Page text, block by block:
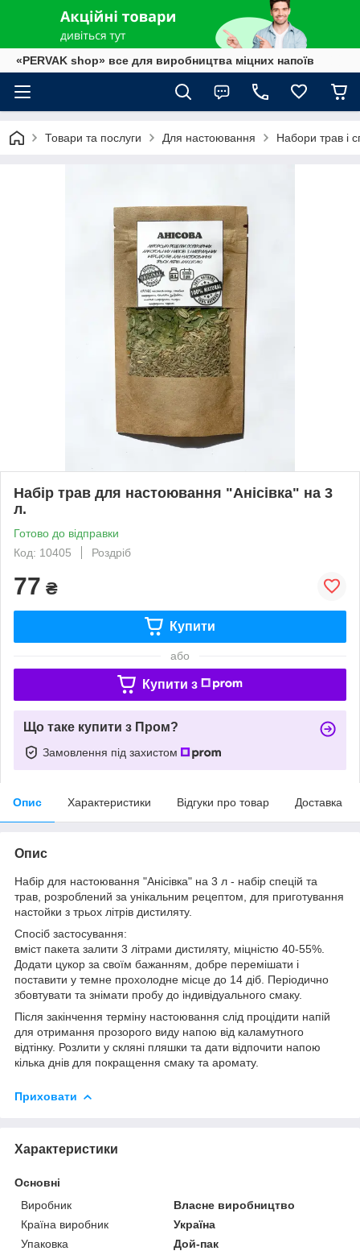
«PERVAK shop» все для виробництва міцних напоїв
Товари та послуги Для настоювання Набори трав і
Набір трав для настоювання "Анісівка" на 3
л.
Готово до відправки
Код: 10405
Роздріб
77 ₴
Купити
або
Купити з
Що таке купити з Пром?
Замовлення під захистом
Опис Характеристики Відгуки про товар Доставка
Опис
Набір для настоювання "Анісівка" на 3 л - набір спецій та
трав, розроблений за унікальним рецептом, для приготування
настойки з трьох літрів дистиляту.
Спосіб застосування:
вміст пакета залити 3 літрами дистиляту, міцністю 40-55%.
Додати цукор за своїм бажанням, добре перемішати і
поставити у темне прохолодне місце до 14 діб. Періодично
збовтувати та знімати пробу до індивідуального смаку.
Після закінчення терміну настоювання слід процідити напій
для отримання прозорого виду напою від каламутного
відтінку. Розлити у скляні пляшки та дати відпочити напою
кілька днів для покращення смаку та аромату.
Приховати
Характеристики
Основні
Виробник
Власне виробництво
Країна виробник
Україна
Упаковка
Дой-пак